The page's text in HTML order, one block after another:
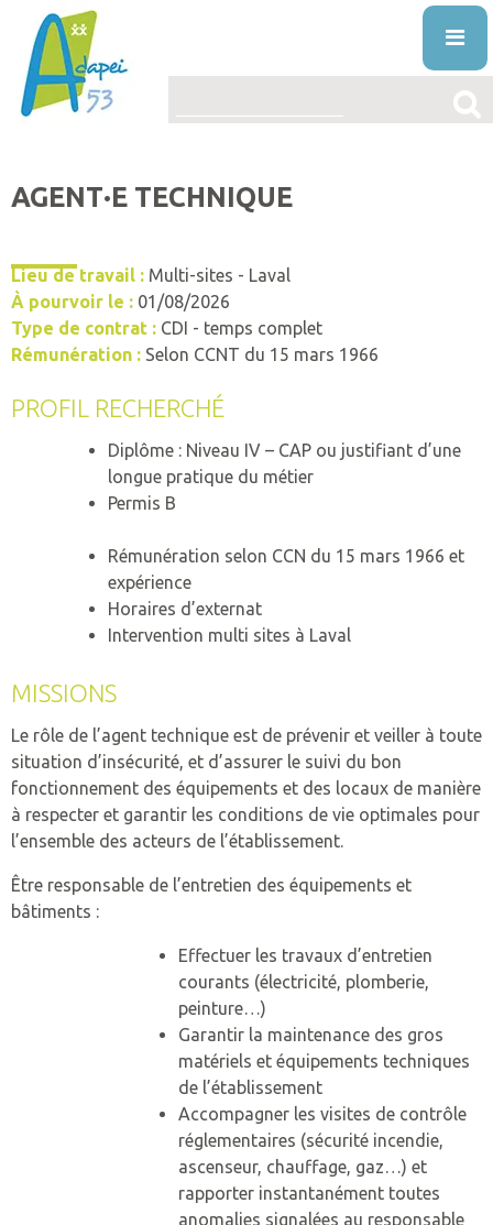
content
L’ASSOCIATION
PROJET ASSOCIATIF
STRUCTURE ORGANISATIONNELLE
ÉTABLISSEMENTS
LA VIE ASSOCIATIVE
INFO’ASSO
PUBLICATIONS
DÉFINITION
ORIGINE
VIVRE AVEC
FAQ
LEXIQUE UNAPEI
LEXIQUE UNAPEI
ACTUALITÉS
VOS DROITS ET AIDES
DROITS
RECONNAITRE LE HANDICAP
TRAVAILLER
LA RETRAITE
HABITER
NOUS AUSSI – DÉLÉGATION
NOS PRESTATIONS ET SERVICES
L’ÉDUCATION SPÉCIALISÉE ET
MISSION
ÉTABLISSEMENTS
SEES – IME JB MESSAGER
SEES – IME LA
SESSAD LAVAL
SATED LES CERISIERS.
PROFESSIONNELS
L’ACCUEIL DE JOUR
ADMISSION
ÉTABLISSEMENTS
MISSION
ADMISSION
F.A.M. L’ETAPE
LOGAC LA MAZURE
SAVS
PROFESSIONNELS
LE TRAVAIL ADAPTÉ
MISSION
ENTREPRISES ADAPTÉES
PROFESSIONNELS
LE TRAVAIL PROTÉGÉ
ADMISSION
ÉTABLISSEMENTS
SAESAT
PROFESSIONNELS
TRAVAILLER À L’ADAPEI53
OFFRES D’EMPLOI
ESPACE ENTREPRISES
PRÉSENTATION DES PRESTATIONS
HORTICULTURE
SOUS-TRAITANCE INDUSTRIELLE
NETTOYAGE INDUSTRIEL
INTERVENTION EN ENTREPRISE
RESTAURATION
TOUCHES GOURMANDES
AIDE À L’INSERTION EN ENTREPRISE
POLITIQUE FISCALE
TAXE D’APPRENTISSAGE
CONTACTEZ-NOUS
NOS COORDONNÉES
PLAINTE ET RÉCLAMATION
COMITÉ ETHIQUE
ADULTES
ENFANTS
FAIRE UN DON
ADHÉSION
AGENT·E TECHNIQUE
Lieu de travail : Multi-sites - Laval
À pourvoir le : 01/08/2026
Type de contrat : CDI - temps complet
Rémunération : Selon CCNT du 15 mars 1966
PROFIL RECHERCHÉ
Diplôme : Niveau IV – CAP ou justifiant d’une
longue pratique du métier
Permis B
Rémunération selon CCN du 15 mars 1966 et
expérience
Horaires d’externat
Intervention multi sites à Laval
MISSIONS
Le rôle de l’agent technique est de prévenir et veiller à toute
situation d’insécurité, et d’assurer le suivi du bon
fonctionnement des équipements et des locaux de manière
à respecter et garantir les conditions de vie optimales pour
l’ensemble des acteurs de l’établissement.
Être responsable de l’entretien des équipements et
bâtiments :
Effectuer les travaux d’entretien
courants (électricité, plomberie,
peinture…)
Garantir la maintenance des gros
matériels et équipements techniques
de l’établissement
Accompagner les visites de contrôle
réglementaires (sécurité incendie,
ascenseur, chauffage, gaz…) et
rapporter instantanément toutes
anomalies signalées au responsable